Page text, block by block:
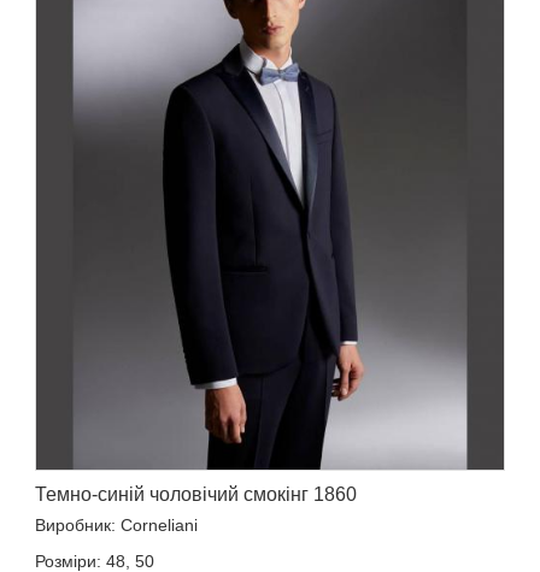
Темно-синій чоловічий смокінг 1860
Виробник: Corneliani
Розміри: 48, 50